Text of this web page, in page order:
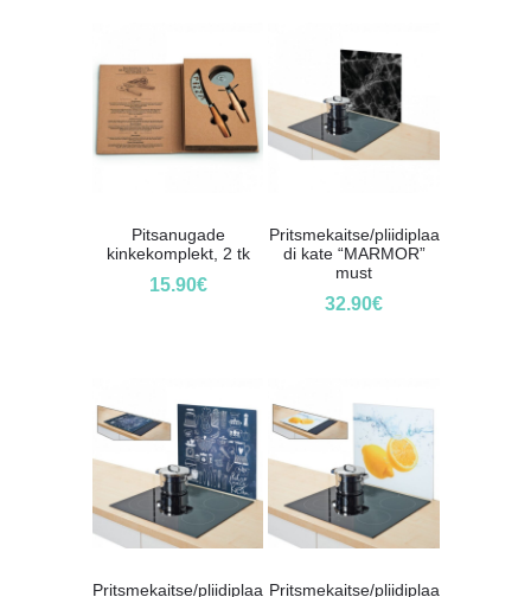
Pitsanugade
kinkekomplekt, 2 tk
15.90€
Pritsmekaitse/pliidiplaa
di kate “MARMOR”
must
32.90€
Pritsmekaitse/pliidiplaa Pritsmekaitse/pliidiplaa